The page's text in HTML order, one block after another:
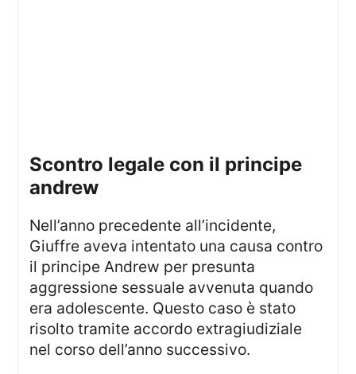
scontro legale con il principe
andrew
Nell’anno precedente all’incidente,
Giuffre aveva intentato una causa contro
il principe Andrew per presunta
aggressione sessuale avvenuta quando
era adolescente. Questo caso è stato
risolto tramite accordo extragiudiziale
nel corso dell’anno successivo.